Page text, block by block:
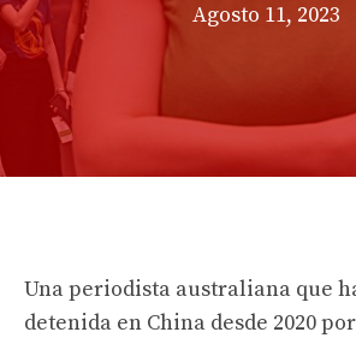
Agosto 11, 2023
Una periodista australiana que
detenida en China desde 2020